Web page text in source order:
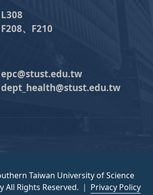
L308
F208、F210
epc@stust.edu.tw
dept_health@stust.edu.tw
Taiwan University of Science
All Rights Reserved. ｜ Privacy Policy